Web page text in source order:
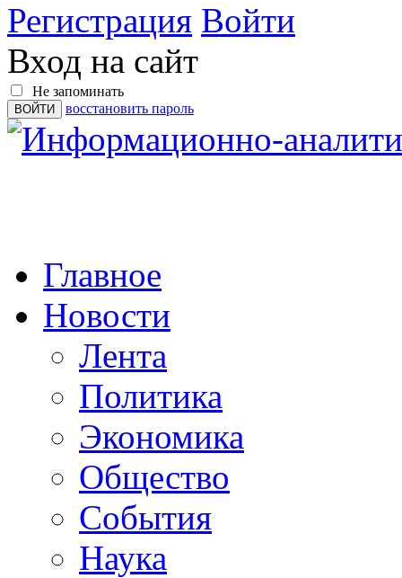
Регистрация Войти
Вход на сайт
Не запоминать
восстановить пароль
Главное
Новости
Лента
Политика
Экономика
Общество
События
Наука